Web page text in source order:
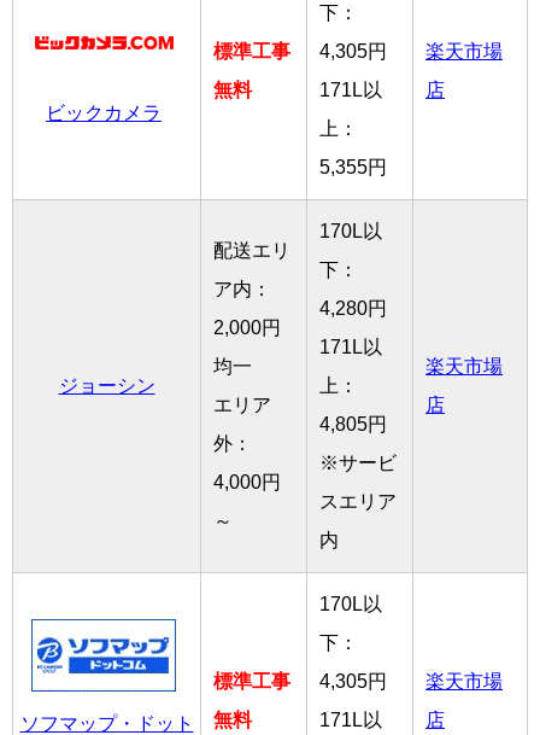
ビックカメラ
標準工事
無料
下：
4,305円
171L以
上：
5,355円
楽天市場
店
ジョーシン
配送エリ
ア内：
2,000円
均一
エリア
外：
4,000円
～
170L以
下：
4,280円
171L以
上：
4,805円
※サービ
スエリア
内
楽天市場
店
ソフマップ・ドット
標準工事
無料
170L以
下：
4,305円
171L以
楽天市場
店